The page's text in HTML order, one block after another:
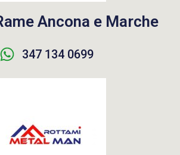
Ancona e Marche
347 134 0699